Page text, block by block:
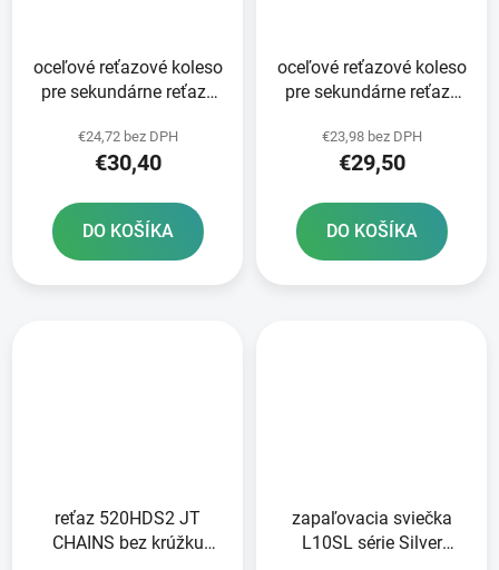
oceľové reťazové koleso
pre sekundárne reťaze
zubov
€24,72 bez DPH
€30,40
DO KOŠÍKA
oceľové reťazové koleso
pre sekundárne reťaze
zubov
€23,98 bez DPH
€29,50
DO KOŠÍKA
reťaz 520HDS2 JT
CHAINS bez krúžku
zapaľovacia sviečka
L10SL série Silver